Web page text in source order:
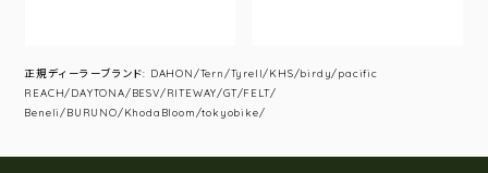
正規ディーラーブランド: DAHON/Tern/Tyrell/KHS/birdy/pacific
REACH/DAYTONA/BESV/RITEWAY/GT/FELT/
Beneli/BURUNO/KhodaBloom/tokyobike/